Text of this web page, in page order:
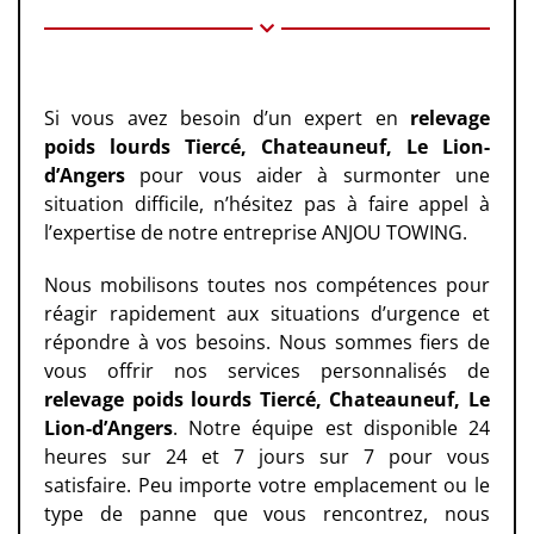
Si vous avez besoin d’un expert en relevage
poids lourds Tiercé, Chateauneuf, Le Lion-
d’Angers pour vous aider à surmonter une
situation difficile, n’hésitez pas à faire appel à
l’expertise de notre entreprise ANJOU TOWING.
Nous mobilisons toutes nos compétences pour
réagir rapidement aux situations d’urgence et
répondre à vos besoins. Nous sommes fiers de
vous offrir nos services personnalisés de
relevage poids lourds Tiercé, Chateauneuf, Le
Lion-d’Angers. Notre équipe est disponible 24
heures sur 24 et 7 jours sur 7 pour vous
satisfaire. Peu importe votre emplacement ou le
type de panne que vous rencontrez, nous